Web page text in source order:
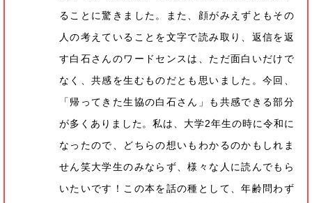
ることに驚きました。また、顔がみえずともその
人の考えていることを文字で読み取り、返信を返
す白石さんのワードセンスは、ただ面白いだけで
なく、共感を生むものだとも思いました。今回、
「帰ってきた生協の白石さん」も共感できる部分
が多くありました。私は、大学2年生の時に令和に
なったので、どちらの想いもわかるのかもしれま
せん笑大学生のみならず、様々な人に読んでもら
いたいです！この本を話の種として、年齢問わず